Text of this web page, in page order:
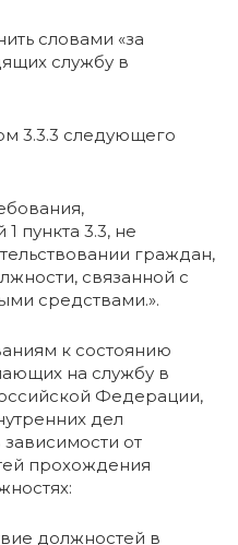
словами «за
службу в
3.3.3 следующего
пункта 3.3, не
граждан,
связанной с
средствами.».
к состоянию
на службу в
Федерации,
дел
от
прохождения
должностей в